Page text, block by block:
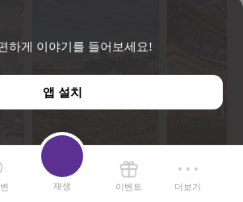
하게 이야기를 들어보세요!
앱 설치
지역공항과 함께하는 소도시 여행 한눈에 담는
재생 이벤트 더보기